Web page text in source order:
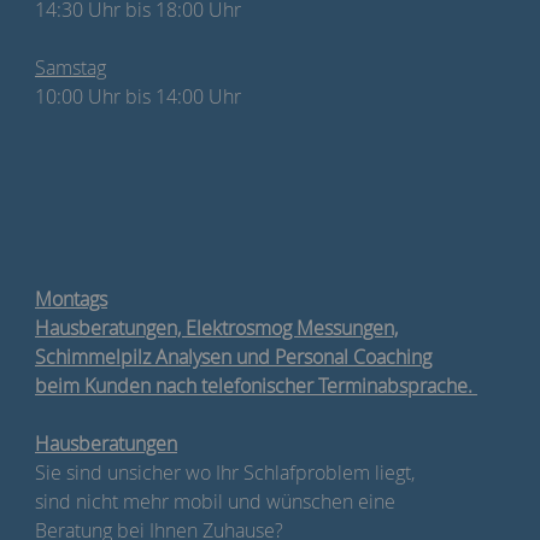
14:30 Uhr bis 18:00 Uhr
Samstag
10:00 Uhr bis 14:00 Uhr
Montags
Hausberatungen, Elektrosmog Messungen,
Schimmelpilz Analysen und Personal Coaching
beim Kunden nach telefonischer Terminabsprache.
Hausberatungen
Sie sind unsicher wo Ihr Schlafproblem liegt,
sind nicht mehr mobil und wünschen eine
Beratung bei Ihnen Zuhause?